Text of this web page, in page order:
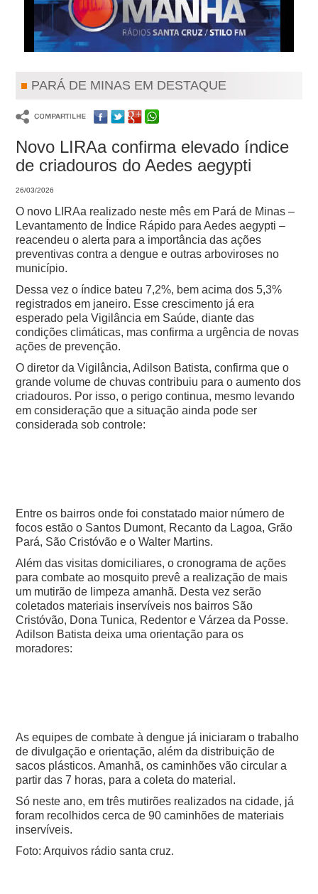
PARÁ DE MINAS EM DESTAQUE
Novo LIRAa confirma elevado índice
de criadouros do Aedes aegypti
26/03/2026
O novo LIRAa realizado neste mês em Pará de Minas –
Levantamento de Índice Rápido para Aedes aegypti –
reacendeu o alerta para a importância das ações
preventivas contra a dengue e outras arboviroses no
município.
Dessa vez o índice bateu 7,2%, bem acima dos 5,3%
registrados em janeiro. Esse crescimento já era
esperado pela Vigilância em Saúde, diante das
condições climáticas, mas confirma a urgência de novas
ações de prevenção.
O diretor da Vigilância, Adilson Batista, confirma que o
grande volume de chuvas contribuiu para o aumento dos
criadouros. Por isso, o perigo continua, mesmo levando
em consideração que a situação ainda pode ser
considerada sob controle:
Entre os bairros onde foi constatado maior número de
focos estão o Santos Dumont, Recanto da Lagoa, Grão
Pará, São Cristóvão e o Walter Martins.
Além das visitas domiciliares, o cronograma de ações
para combate ao mosquito prevê a realização de mais
um mutirão de limpeza amanhã. Desta vez serão
coletados materiais inservíveis nos bairros São
Cristóvão, Dona Tunica, Redentor e Várzea da Posse.
Adilson Batista deixa uma orientação para os
moradores:
As equipes de combate à dengue já iniciaram o trabalho
de divulgação e orientação, além da distribuição de
sacos plásticos. Amanhã, os caminhões vão circular a
partir das 7 horas, para a coleta do material.
Só neste ano, em três mutirões realizados na cidade, já
foram recolhidos cerca de 90 caminhões de materiais
inservíveis.
Foto: Arquivos rádio santa cruz.